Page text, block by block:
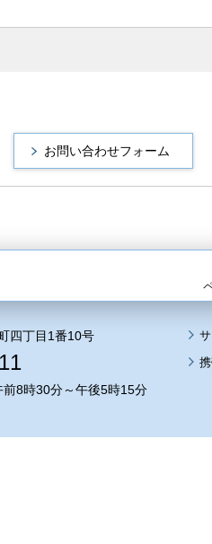
四丁目1番10号
8時30分～午後5時15分